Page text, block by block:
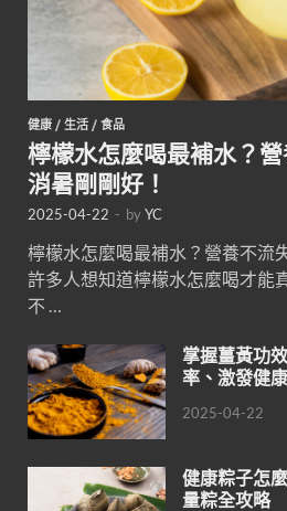
健康 / 生活 / 食品
檸檬水怎麼喝最補水？
消暑剛剛好！
2025-04-22 - byYC
檸檬水怎麼喝最補水？營養不流
許多人想知道檸檬水怎麼喝才能
不 …
掌握薑黃功
率、激發健
2025-04-22
健康粽子怎
量粽全攻略